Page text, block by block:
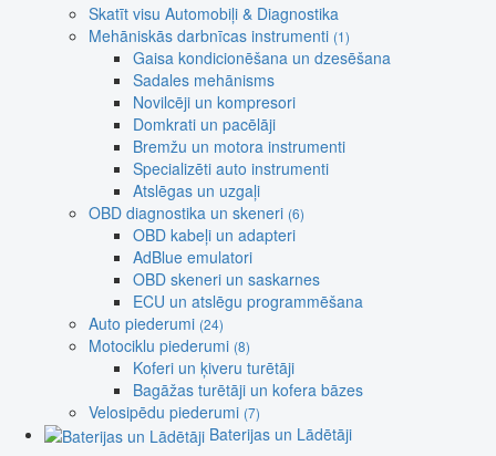
Skatīt visu Automobiļi & Diagnostika
Mehāniskās darbnīcas instrumenti (1)
Gaisa kondicionēšana un dzesēšana
Sadales mehānisms
Novilcēji un kompresori
Domkrati un pacēlāji
Bremžu un motora instrumenti
Specializēti auto instrumenti
Atslēgas un uzgaļi
OBD diagnostika un skeneri (6)
OBD kabeļi un adapteri
AdBlue emulatori
OBD skeneri un saskarnes
ECU un atslēgu programmēšana
Auto piederumi (24)
Motociklu piederumi (8)
Koferi un ķiveru turētāji
Bagāžas turētāji un kofera bāzes
Velosipēdu piederumi (7)
Baterijas un Lādētāji